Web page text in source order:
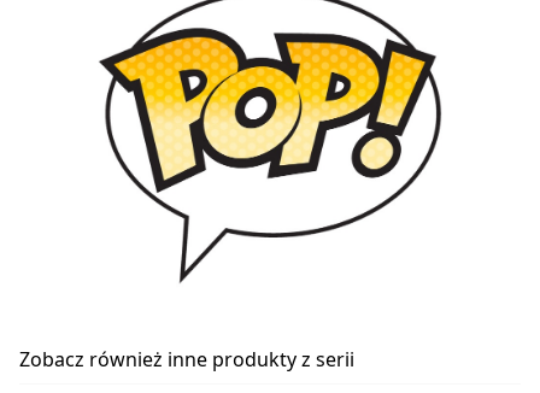
Zobacz również inne produkty z serii